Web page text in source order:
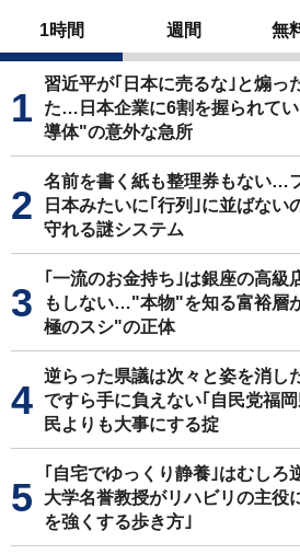
1時間 週間 無
習近平が｢日本に売るな｣と煽っ
た…日本企業に6割を握られて
導体"の意外な急所
名前を書く紙も整理券もない…
日本みたいに｢行列｣に並ばない
守れる謎システム
｢一流のお金持ち｣は銀座の高級
もしない…"本物"を知る富裕層
極のスシ"の正体
逆らった県議は次々と姿を消し
ですら手に負えない｢自民党福
民よりも大事にする掟
｢自宅でゆっくり静養｣はむし
大学名誉教授がリハビリの主役
を強くする歩き方｣